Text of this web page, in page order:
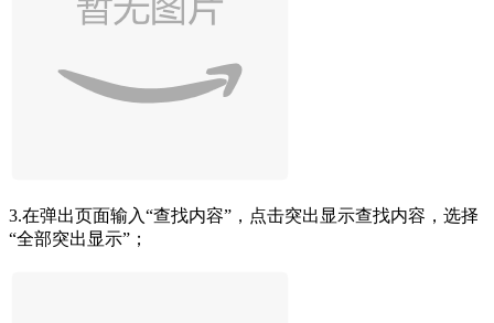
3.在弹出页面输入“查找内容”，点击突出显示查找内容，选择
“全部突出显示”；